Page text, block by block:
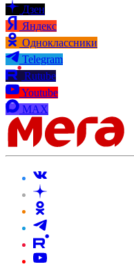
Дзен
Яндекс
Одноклассники
Telegram
Rutube
Youtube
MAX